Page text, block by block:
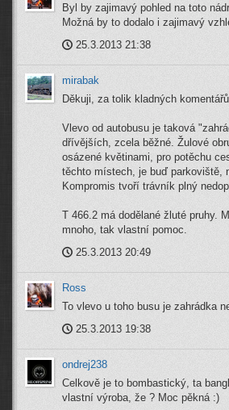
Byl by zajimavý pohled na toto
Možná by to dodalo i zajimavý
25.3.2013 21:38
mirabak
Děkuji, za tolik kladných
Vlevo od autobusu je taková
dřívějších, zcela běžné. Žulové
osázené květinami, pro potěchu
těchto místech, je buď parkoviště,
Kompromis tvoří trávník plný
T 466.2 má dodělané žluté pruhy.
mnoho, tak vlastní pomoc.
25.3.2013 20:49
Ross
To vlevo u toho busu je zahrádka
25.3.2013 19:38
ondrej238
Celkově je to bombastický, ta
vlastní výroba, že ? Moc pěkná :)